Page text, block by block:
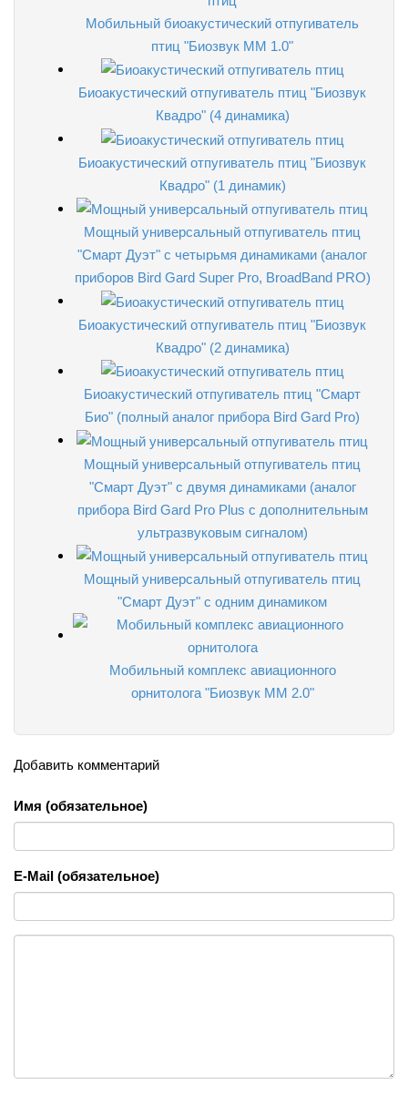
Мобильный биоакустический отпугиватель
птиц "Биозвук ММ 1.0"
Биоакустический отпугиватель птиц "Биозвук
Квадро" (4 динамика)
Биоакустический отпугиватель птиц "Биозвук
Квадро" (1 динамик)
Мощный универсальный отпугиватель птиц
"Смарт Дуэт" с четырьмя динамиками (аналог
приборов Bird Gard Super Pro, BroadBand PRO)
Биоакустический отпугиватель птиц "Биозвук
Квадро" (2 динамика)
Биоакустический отпугиватель птиц "Смарт
Био" (полный аналог прибора Bird Gard Pro)
Мощный универсальный отпугиватель птиц
"Смарт Дуэт" с двумя динамиками (аналог
прибора Bird Gard Pro Plus с дополнительным
ультразвуковым сигналом)
Мощный универсальный отпугиватель птиц
"Смарт Дуэт" с одним динамиком
Мобильный комплекс авиационного
орнитолога "Биозвук ММ 2.0"
Добавить комментарий
Имя (обязательное)
E-Mail (обязательное)